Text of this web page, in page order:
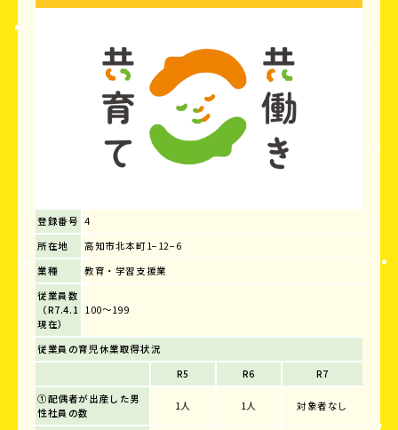
登録番号 4
所在地
高知市北本町1−12−6
業種
教育・学習支援業
従業員数
（R7.4.1
現在）
100～199
従業員の育児休業取得状況
R5
R6
R7
①配偶者が出産した男
性社員の数
1人 1人 対象者なし